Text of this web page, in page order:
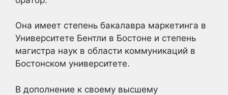
Она имеет степень бакалавра маркетинга в
Университете Бентли в Бостоне и степень
магистра наук в области коммуникаций в
Бостонском университете.
В дополнение к своему высшему